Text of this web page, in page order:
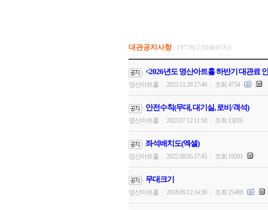
대관공지사항 197개(2/10페이지)
<2026년도 영산아트홀 하반기 대관료
영산아트홀 2025.11.28 17:40 조회 4734
안전수칙(무대, 대기실, 로비/객석)
영산아트홀 2023.07.12 11:58 조회 13026
좌석배치도(엑셀)
영산아트홀 2022.08.05 17:45 조회 19291
무대크기
영산아트홀 2018.09.12 14:30 조회 25488